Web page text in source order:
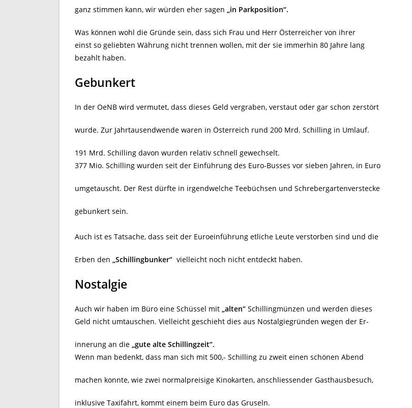
ganz stimmen kann, wir würden eher sagen „in Parkposition“.
Was können wohl die Gründe sein, dass sich Frau und Herr Österreicher von ihrer
einst so geliebten Währung nicht trennen wollen, mit der sie immerhin 80 Jahre lang
bezahlt haben.
Gebunkert
In der OeNB wird vermutet, dass dieses Geld vergraben, verstaut oder gar schon zerstört
wurde. Zur Jahrtausendwende waren in Österreich rund 200 Mrd. Schilling in Umlauf.
191 Mrd. Schilling davon wurden relativ schnell gewechselt.
377 Mio. Schilling wurden seit der Einführung des Euro-Busses vor sieben Jahren, in Euro
umgetauscht. Der Rest dürfte in irgendwelche Teebüchsen und Schrebergartenverstecke
gebunkert sein.
Auch ist es Tatsache, dass seit der Euroeinführung etliche Leute verstorben sind und die
Erben den „Schillingbunker“ vielleicht noch nicht entdeckt haben.
Nostalgie
Auch wir haben im Büro eine Schüssel mit „alten“ Schillingmünzen und werden dieses
Geld nicht umtauschen. Vielleicht geschieht dies aus Nostalgiegründen wegen der Er-
innerung an die „gute alte Schillingzeit“.
Wenn man bedenkt, dass man sich mit 500,- Schilling zu zweit einen schönen Abend
machen konnte, wie zwei normalpreisige Kinokarten, anschliessender Gasthausbesuch,
inklusive Taxifahrt, kommt einem beim Euro das Gruseln.